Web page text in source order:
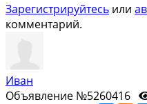
Зарегистрируйтесь или
комментарий.
Иван
Объявление №5260416